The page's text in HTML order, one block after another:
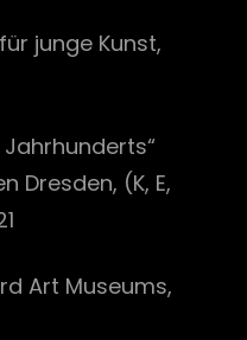
junge Kunst,
Jahrhunderts“
Dresden, (K, E,
Art Museums,